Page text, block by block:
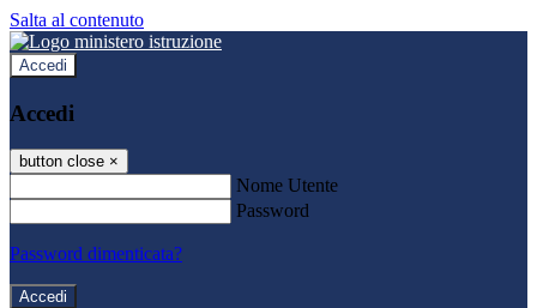
Salta al contenuto
Accedi
Accedi
button close ×
Nome Utente
Password
Password dimenticata?